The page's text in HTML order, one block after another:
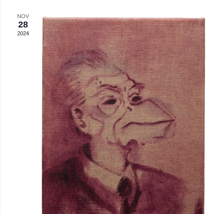
NOV
28
2024